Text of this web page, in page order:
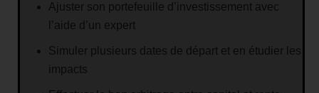
Ajuster son portefeuille d’investissement avec
l’aide d’un expert
Simuler plusieurs dates de départ et en étudier les
impacts